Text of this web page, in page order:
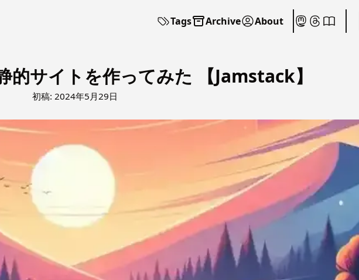
Tags Archive About
サイトを作ってみた 【Jamstack】
初稿: 2024年5月29日